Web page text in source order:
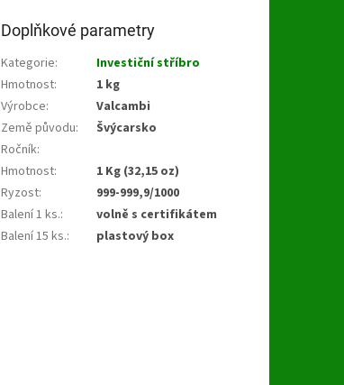
Doplňkové parametry
Kategorie:
Investiční stříbro
Hmotnost:
1 kg
Výrobce:
Valcambi
Země původu:
Švýcarsko
Ročník:
Hmotnost:
1 Kg (32,15 oz)
Ryzost:
999-999,9/1000
Balení 1 ks.:
volně s certifikátem
Balení 15 ks.: plastový box